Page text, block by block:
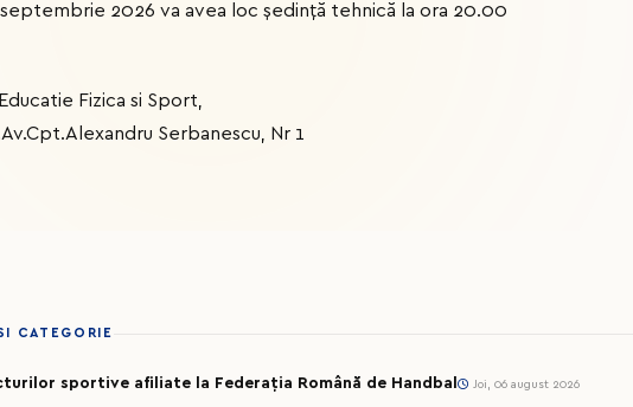
2026 va avea loc ședință tehnică la ora 20.00
Fizica si Sport,
Serbanescu, Nr 1
CATEGORIE
sportive afiliate la Federația Română de Handbal Joi, 06 august 2026